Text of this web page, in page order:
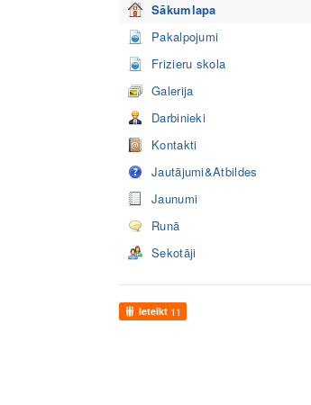
Sākumlapa
Pakalpojumi
Frizieru skola
Galerija
Darbinieki
Kontakti
Jautājumi&Atbildes
Jaunumi
Runā
Sekotāji
Ieteikt 11